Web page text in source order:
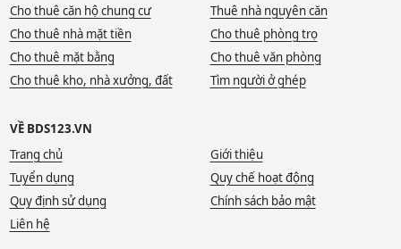
Cho thuê căn hộ chung cư
Thuê nhà nguyên căn
Cho thuê nhà mặt tiền
Cho thuê phòng trọ
Cho thuê mặt bằng
Cho thuê văn phòng
Cho thuê kho, nhà xưởng, đất
Tìm người ở ghép
VỀ BDS123.VN
Trang chủ
Giới thiệu
Tuyển dụng
Quy chế hoạt động
Quy định sử dụng
Chính sách bảo mật
Liên hệ